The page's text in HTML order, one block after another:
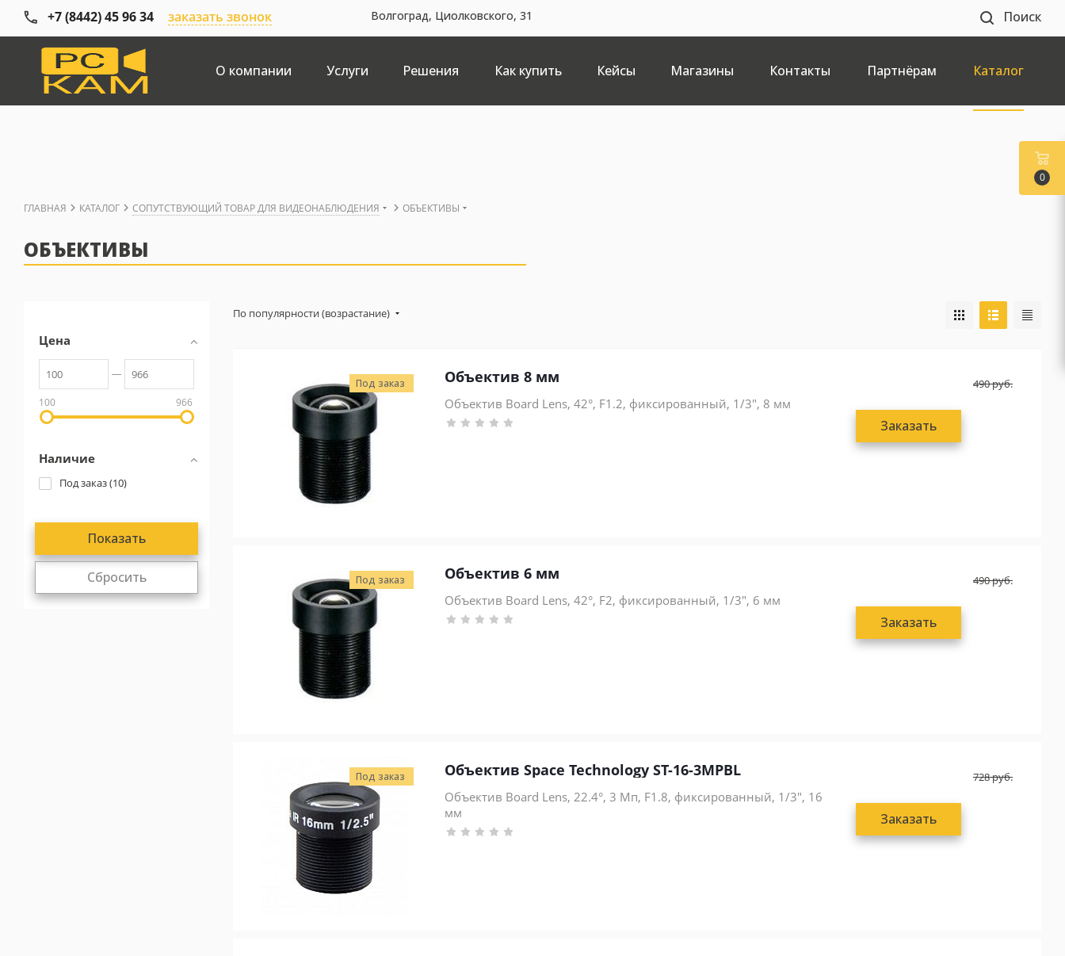
+7 (8442) 45 96 34 заказать звонок Волгоград, Циолковского, 31 Поиск
О компании Услуги Решения Как купить Кейсы Магазины Контакты Партнёрам Каталог
ГЛАВНАЯ КАТАЛОГ СОПУТСТВУЮЩИЙ ТОВАР ДЛЯ ВИДЕОНАБЛЮДЕНИЯ ОБЪЕКТИВЫ
ОБЪЕКТИВЫ
По популярности (возрастание)
Под заказ Объектив 8 мм
Объектив Board Lens, 42°, F1.2, фиксированный, 1/3", 8 мм
490руб.
Заказать
Под заказ Объектив 6 мм
Объектив Board Lens, 42°, F2, фиксированный, 1/3", 6 мм
490руб.
Заказать
Под заказ Объектив Space Technology ST-16-3MPBL
Объектив Board Lens, 22.4°, 3 Мп, F1.8, фиксированный, 1/3", 16
мм
728руб.
Заказать
Цена
100 966
Наличие
Под заказ (10)
Сбросить
0